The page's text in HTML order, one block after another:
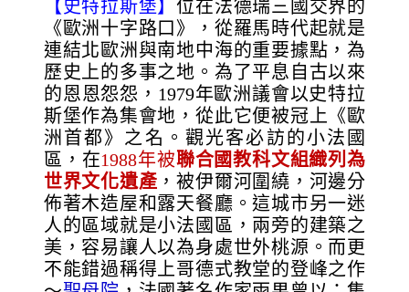
【史特拉斯堡】 位在法德瑞三國交界的
《歐洲十字路口》，從羅馬時代起就是
連結北歐洲與南地中海的重要據點，為
歷史上的多事之地。為了平息自古以來
的恩恩怨怨，1979年歐洲議會以史特拉
斯堡作為集會地，從此它便被冠上《歐
洲首都》之名。觀光客必訪的小法國
區，在1988年被聯合國教科文組織列為
世界文化遺產 ，被伊爾河圍繞，河邊分
佈著木造屋和露天餐廳。這城市另一迷
人的區域就是小法國區，兩旁的建築之
美，容易讓人以為身處世外桃源。而更
不能錯過稱得上哥德式教堂的登峰之作